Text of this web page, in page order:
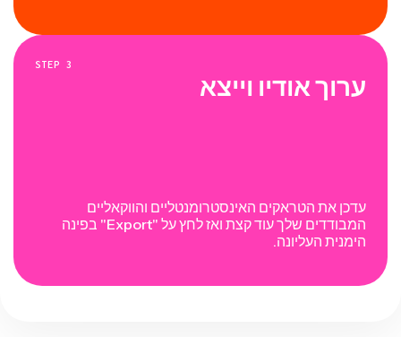
STEP 3
ערוך אודיו וייצא
עדכן את הטראקים האינסטרומנטליים והווקאליים
המבודדים שלך עוד קצת ואז לחץ על "Export" בפינה
הימנית העליונה.